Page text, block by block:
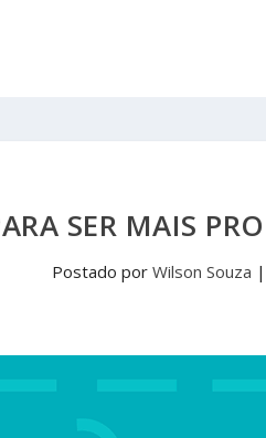
SER MAIS
Postado porWilson Souza